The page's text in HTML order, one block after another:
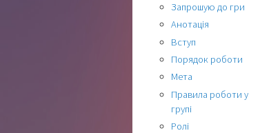
Запрошую до гри
Анотація
Вступ
Порядок роботи
Мета
Правила роботи у
групі
Ролі